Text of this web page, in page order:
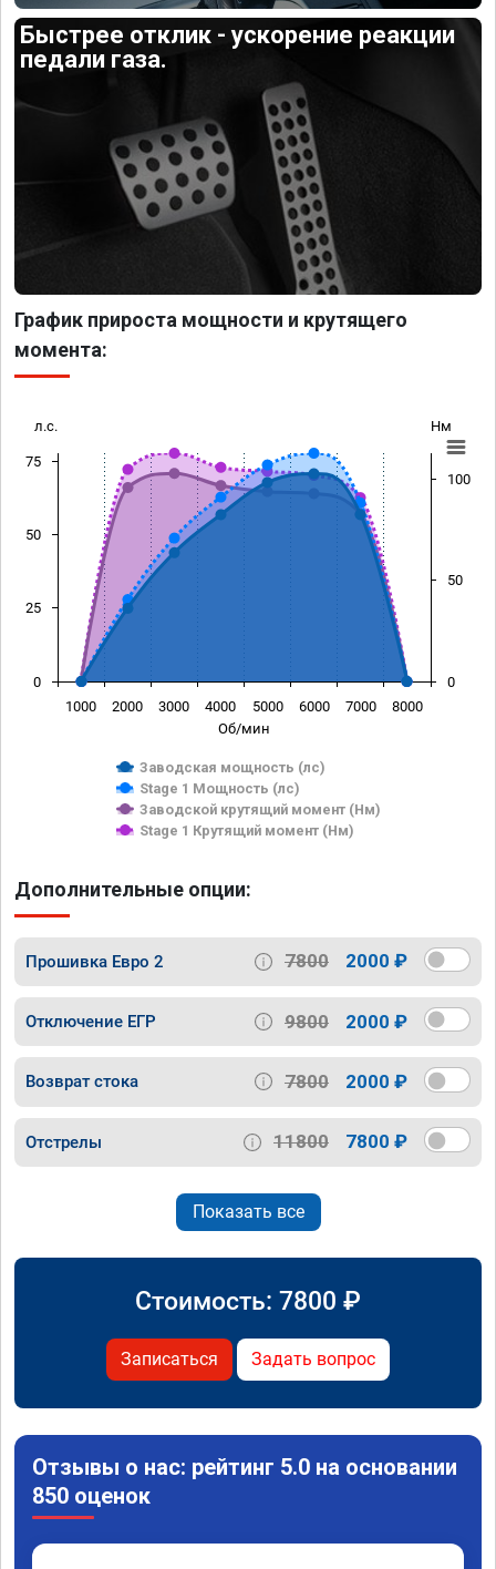
Быстрее отклик - ускорение реакции
педали газа.
График прироста мощности и крутящего
момента:
Об/мин
л.с. Нм
Заводская мощность (лс)
Stage 1 Мощность (лс)
Заводской крутящий момент (Нм)
Stage 1 Крутящий момент (Нм)
1000 2000 3000 4000 5000 6000 7000 8000
0
25
50
75
0
50
100
Дополнительные опции:
Прошивка Евро 2 7800 2000 ₽
Отключение ЕГР 9800 2000 ₽
Возврат стока 7800 2000 ₽
Отстрелы 11800 7800 ₽
Показать все
Стоимость: 7800 ₽
Записаться Задать вопрос
Отзывы о нас: рейтинг 5.0 на основании
850 оценок